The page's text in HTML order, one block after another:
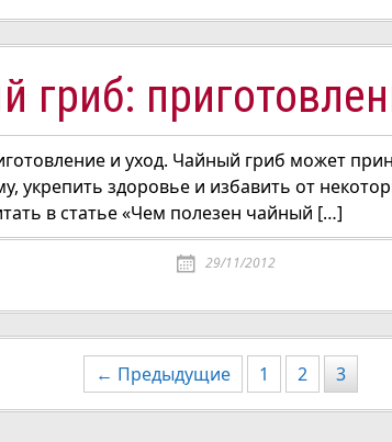
гриб:
и уход. Чайный гриб может
укрепить здоровье и избавить от
в статье «Чем полезен чайный […]
29/11/2012
← Предыдущие 1 2 3